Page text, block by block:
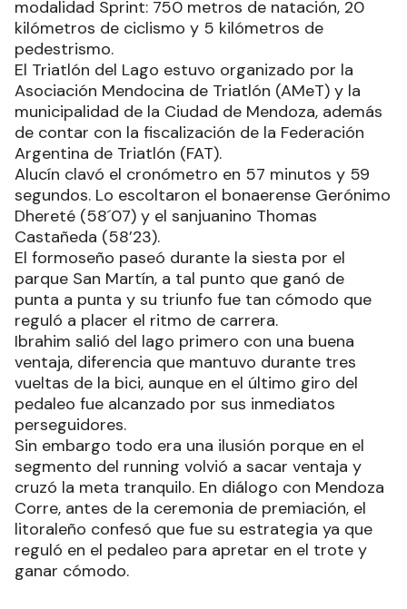
modalidad Sprint: 750 metros de natación, 20
kilómetros de ciclismo y 5 kilómetros de
pedestrismo.
El Triatlón del Lago estuvo organizado por la
Asociación Mendocina de Triatlón (AMeT) y la
municipalidad de la Ciudad de Mendoza, además
de contar con la fiscalización de la Federación
Argentina de Triatlón (FAT).
Alucín clavó el cronómetro en 57 minutos y 59
segundos. Lo escoltaron el bonaerense Gerónimo
Dhereté (58´07) y el sanjuanino Thomas
Castañeda (58’23).
El formoseño paseó durante la siesta por el
parque San Martín, a tal punto que ganó de
punta a punta y su triunfo fue tan cómodo que
reguló a placer el ritmo de carrera.
Ibrahim salió del lago primero con una buena
ventaja, diferencia que mantuvo durante tres
vueltas de la bici, aunque en el último giro del
pedaleo fue alcanzado por sus inmediatos
perseguidores.
Sin embargo todo era una ilusión porque en el
segmento del running volvió a sacar ventaja y
cruzó la meta tranquilo. En diálogo con Mendoza
Corre, antes de la ceremonia de premiación, el
litoraleño confesó que fue su estrategia ya que
reguló en el pedaleo para apretar en el trote y
ganar cómodo.